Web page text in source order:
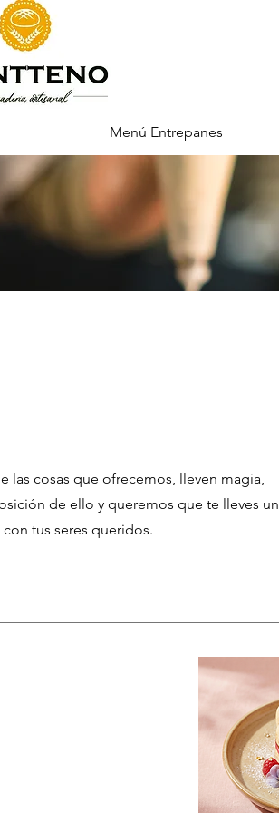
Menú Entrepanes
las cosas que ofrecemos, lleven magia,
de ello y queremos que te lleves un
tus seres queridos.